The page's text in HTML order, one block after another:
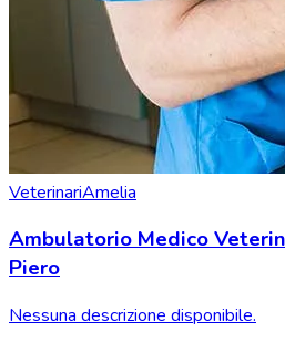
VeterinariAmelia
Ambulatorio Medico
Piero
Nessuna descrizione disponibile.